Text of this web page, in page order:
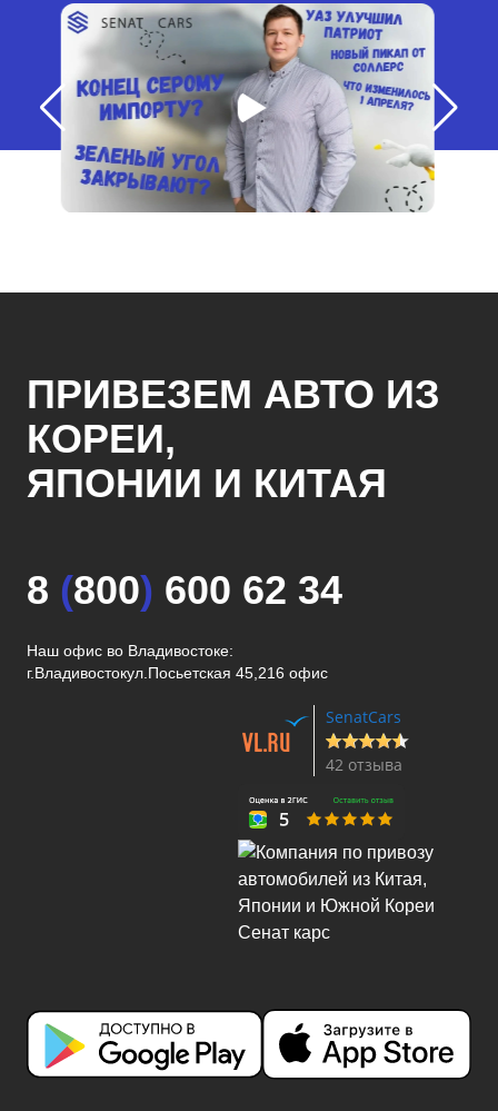
ПРИВЕЗЕМ АВТО ИЗ
КОРЕИ,
ЯПОНИИ И КИТАЯ
8 (800) 600 62 34
Наш офис во Владивостоке:
г.Владивостокул.Посьетская 45,216 офис
SenatCars
42 отзыва